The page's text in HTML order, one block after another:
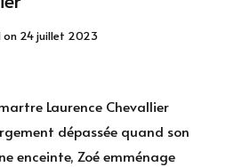
on 24 juillet 2023
Laurence Chevallier
dépassée quand son
enceinte, Zoé emménage